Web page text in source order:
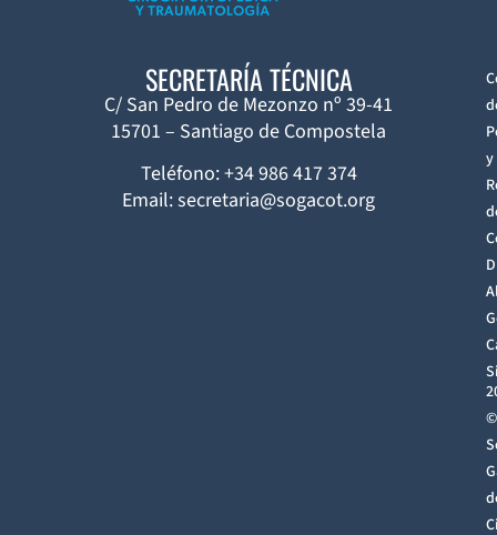
SECRETARÍA TÉCNICA
C/ San Pedro de Mezonzo nº 39-41
15701 – Santiago de Compostela
Teléfono: +34 986 417 374
Email: secretaria@sogacot.org
y
©